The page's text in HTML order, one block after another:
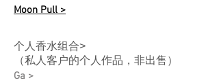
Moon Pull >
个人香水组合>
（私人客户的个人作品，非出售）
Ga >